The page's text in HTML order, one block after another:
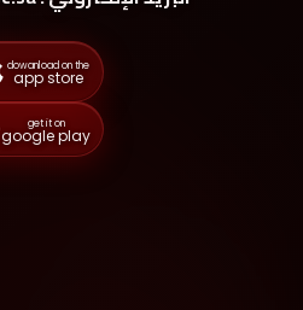
dowanload on the
app store
get it on
google play